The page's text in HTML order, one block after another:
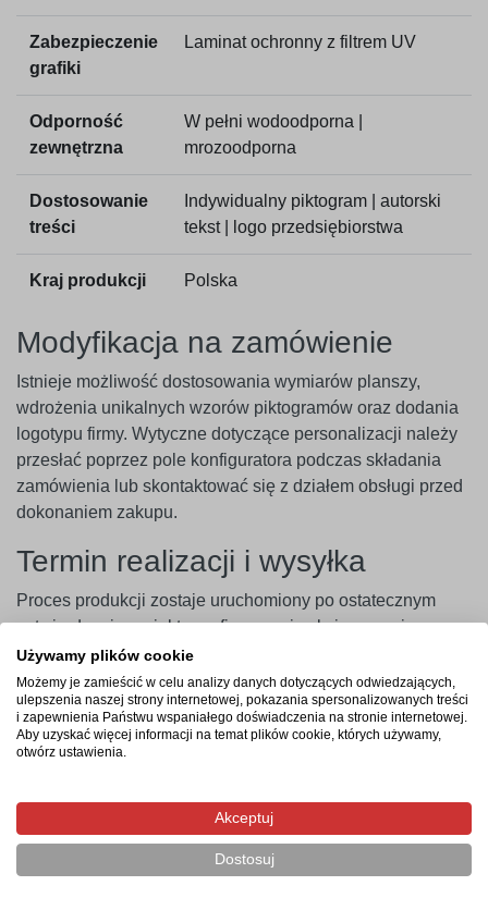
Zabezpieczenie
grafiki
Laminat ochronny z filtrem UV
Odporność
zewnętrzna
W pełni wodoodporna |
mrozoodporna
Dostosowanie
treści
Indywidualny piktogram | autorski
tekst | logo przedsiębiorstwa
Kraj produkcji Polska
Modyfikacja na zamówienie
Istnieje możliwość dostosowania wymiarów planszy,
wdrożenia unikalnych wzorów piktogramów oraz dodania
logotypu firmy. Wytyczne dotyczące personalizacji należy
przesłać poprzez pole konfiguratora podczas składania
zamówienia lub skontaktować się z działem obsługi przed
dokonaniem zakupu.
Termin realizacji i wysyłka
Proces produkcji zostaje uruchomiony po ostatecznym
zatwierdzeniu projektu graficznego i zaksięgowaniu
płatności. Czas realizacji zamówienia seryjnego lub
indywidualnego wynosi od 3 do 4 dni roboczych, a
dostawa kurierska zajmuje zazwyczaj 1 dzień roboczy.
Najczęstsze pytania
Czy tworzywo nie ulega pęknięciom przy montażu
wkrętami?
Czy istnieje możliwość zamówienia serii tablic o różnych
Używamy plików cookie
Możemy je zamieścić w celu analizy danych dotyczących odwiedzających,
ulepszenia naszej strony internetowej, pokazania spersonalizowanych treści
i zapewnienia Państwu wspaniałego doświadczenia na stronie internetowej.
Aby uzyskać więcej informacji na temat plików cookie, których używamy,
otwórz ustawienia.
Akceptuj
Dostosuj